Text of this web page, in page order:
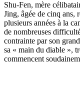
Shu-Fen, mère
Jing, âgée de cinq ans,
plusieurs années à la
de nombreuses
contrainte par son
sa « main du diable »,
commencent